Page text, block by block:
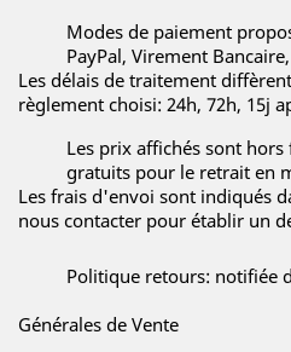
Modes de paiement
PayPal, Virement
Les délais de traitement
règlement choisi: 24h, 72h, 15j
Les prix affichés sont
gratuits pour le retrait en
Les frais d'envoi sont indiqués
nous contacter pour établir un
Politique retours: notifiée
Générales de Vente